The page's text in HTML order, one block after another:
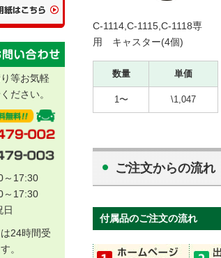
C-1114,C-1115,C-1118専
用 キャスター(4個)
数量 単価
1〜 \1,047
ご注文からの流れ
付属品のご注文の流れ
等お気軽
ださい。
～17:30
17:30
日
24時間受
。